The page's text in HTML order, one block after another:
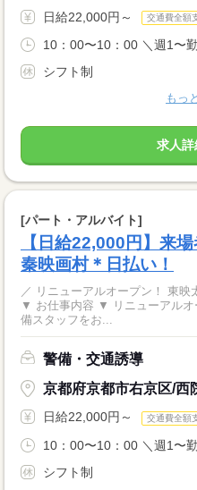
日給22,000円～ 交通費全額
10：00〜10：00 ＼週1〜
シフト制
もっ
求人詳
[パート・アルバイト]
【日給22,000円】来
秦映画村＊日払い！
／ リニューアルオープン！ 東映
▼ お仕事内容 ▼ リニューアルオ
備スタッフをお...
警備・交通誘導
京都府京都市右京区/西
日給22,000円～ 交通費全額
10：00〜10：00 ＼週1〜
シフト制